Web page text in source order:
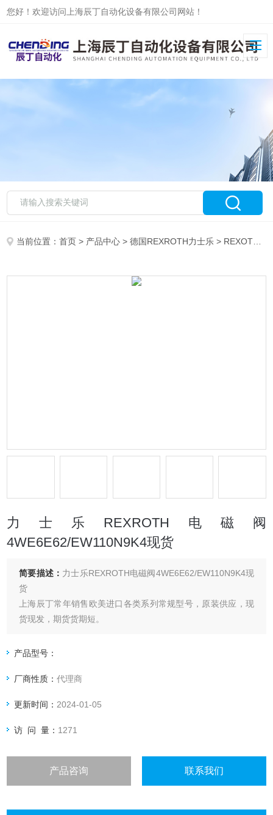
您好！欢迎访问上海辰丁自动化设备有限公司网站！
当前位置：首页 > 产品中心 >德国REXROTH力士乐 > REXOTH力士乐电磁阀
力士乐REXROTH电磁阀
4WE6E62/EW110N9K4现货
简要描述： 力士乐REXROTH电磁阀4WE6E62/EW110N9K4现
货
上海辰丁常年销售欧美进口各类系列常规型号，原装供应，现
货现发，期货货期短。
产品型号：
厂商性质：代理商
更新时间： 2024-01-05
访 问 量： 1271
产品咨询 联系我们